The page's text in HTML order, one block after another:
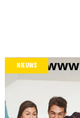
NIEUWS